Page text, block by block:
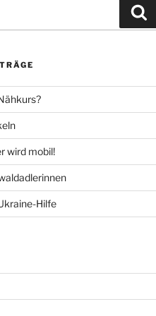
wird mobil!
Hilfe